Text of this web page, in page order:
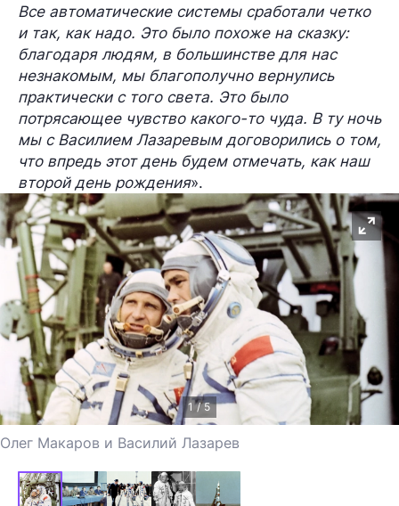
Все автоматические системы сработали четко
и так, как надо. Это было похоже на сказку:
благодаря людям, в большинстве для нас
незнакомым, мы благополучно вернулись
практически с того света. Это было
потрясающее чувство какого-то чуда. В ту ночь
мы с Василием Лазаревым договорились о том,
что впредь этот день будем отмечать, как наш
второй день рождения».
1 / 5
Олег Макаров и Василий Лазарев